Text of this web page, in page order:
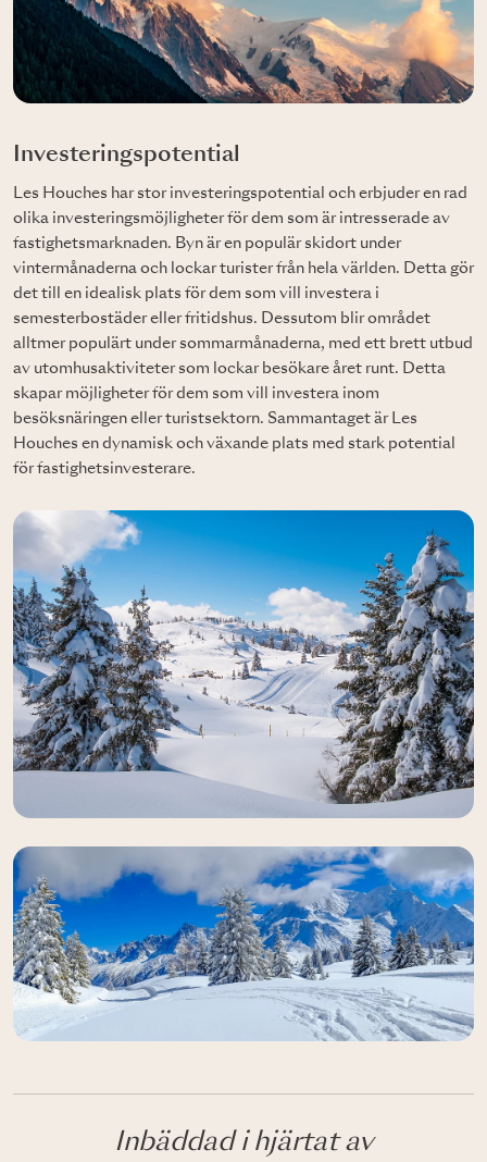
Investeringspotential
Les Houches har stor investeringspotential och erbjuder en rad
olika investeringsmöjligheter för dem som är intresserade av
fastighetsmarknaden. Byn är en populär skidort under
vintermånaderna och lockar turister från hela världen. Detta gör
det till en idealisk plats för dem som vill investera i
semesterbostäder eller fritidshus. Dessutom blir området
alltmer populärt under sommarmånaderna, med ett brett utbud
av utomhusaktiviteter som lockar besökare året runt. Detta
skapar möjligheter för dem som vill investera inom
besöksnäringen eller turistsektorn. Sammantaget är Les
Houches en dynamisk och växande plats med stark potential
för fastighetsinvesterare.
Inbäddad i hjärtat av